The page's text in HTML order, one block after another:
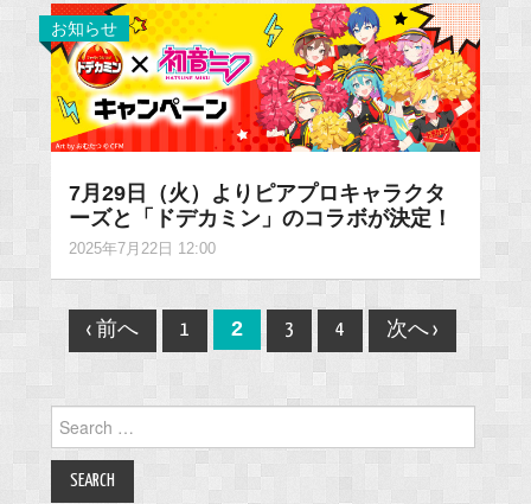
お知らせ
7月29日（火）よりピアプロキャラクタ
ーズと「ドデカミン」のコラボが決定！
2025年7月22日 12:00
Post
navigation
‹ 前へ 1 2 3 4 次へ ›
for: